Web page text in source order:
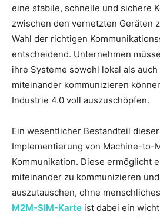
eine stabile, schnelle und sichere
zwischen den vernetzten Geräten
Wahl der richtigen
entscheidend. Unternehmen
ihre Systeme sowohl lokal als
miteinander kommunizieren
Industrie 4.0 voll auszuschöpfen.
Ein wesentlicher Bestandteil
Implementierung von Machine-to-
Kommunikation. Diese ermöglicht
miteinander zu kommunizieren
auszutauschen, ohne
M2M-SIM-Karte ist dabei ein